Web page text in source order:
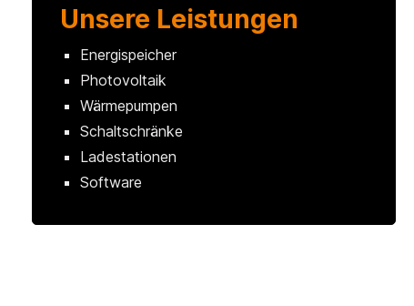
Unsere Leistungen
Energispeicher
Photovoltaik
Wärmepumpen
Schaltschränke
Ladestationen
Software